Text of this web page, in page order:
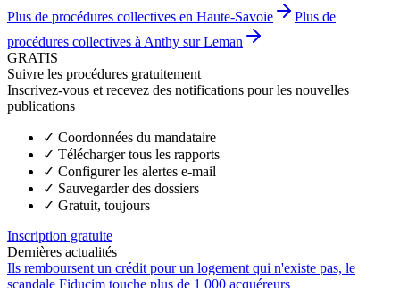
Plus de procédures collectives en Haute-Savoie
Plus de
procédures collectives à Anthy sur Leman
GRATIS
Suivre les procédures gratuitement
Inscrivez-vous et recevez des notifications pour les nouvelles
publications
✓ Coordonnées du mandataire
✓ Télécharger tous les rapports
✓ Configurer les alertes e-mail
✓ Sauvegarder des dossiers
✓ Gratuit, toujours
Inscription gratuite
Dernières actualités
Ils remboursent un crédit pour un logement qui n'existe pas, le
scandale Fiducim touche plus de 1 000 acquéreurs